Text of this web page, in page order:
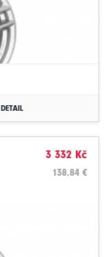
DETAIL
3 332 Kč
138.84 €